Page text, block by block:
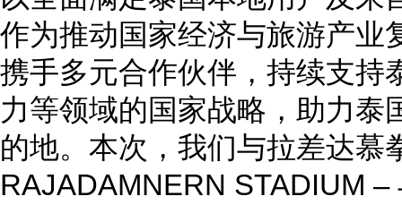
作为推动国家经济与旅游产业
携手多元合作伙伴，持续支持
力等领域的国家战略，助力泰
的地。本次，我们与拉差达慕
RAJADAMNERN STADIUM